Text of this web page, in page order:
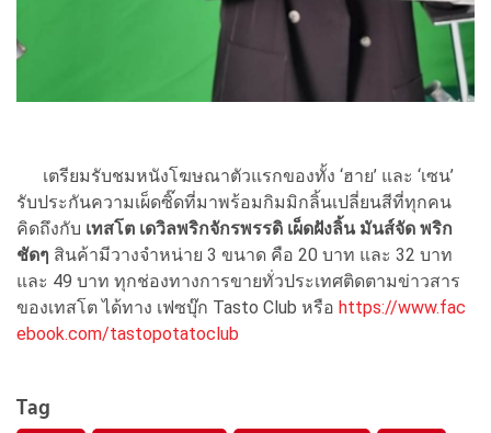
เตรียมรับชมหนังโฆษณาตัวแรกของทั้ง ‘ฮาย’ และ ‘เซน’
รับประกันความเผ็ดซิ๊ดที่มาพร้อมกิมมิกลิ้นเปลี่ยนสีที่ทุกคน
คิดถึงกับ เทสโต เดวิลพริกจักรพรรดิ เผ็ดฝังลิ้น มันส์จัด พริก
ชัดๆ สินค้ามีวางจำหน่าย 3 ขนาด คือ 20 บาท และ 32 บาท
และ 49 บาท ทุกช่องทางการขายทั่วประเทศติดตามข่าวสาร
ของเทสโต ได้ทาง เฟซบุ๊ก Tasto Club หรือ https://www.fac
ebook.com/tastopotatoclub
Tag